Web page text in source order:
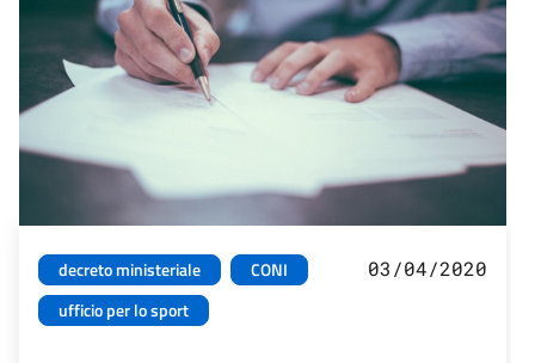
decreto ministeriale
CONI
ufficio per lo sport
03/04/2020